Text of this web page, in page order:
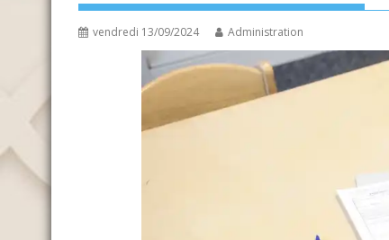
vendredi 13/09/2024 Administration